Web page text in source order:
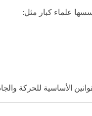
علماء كبار مثل:
الأساسية للحركة